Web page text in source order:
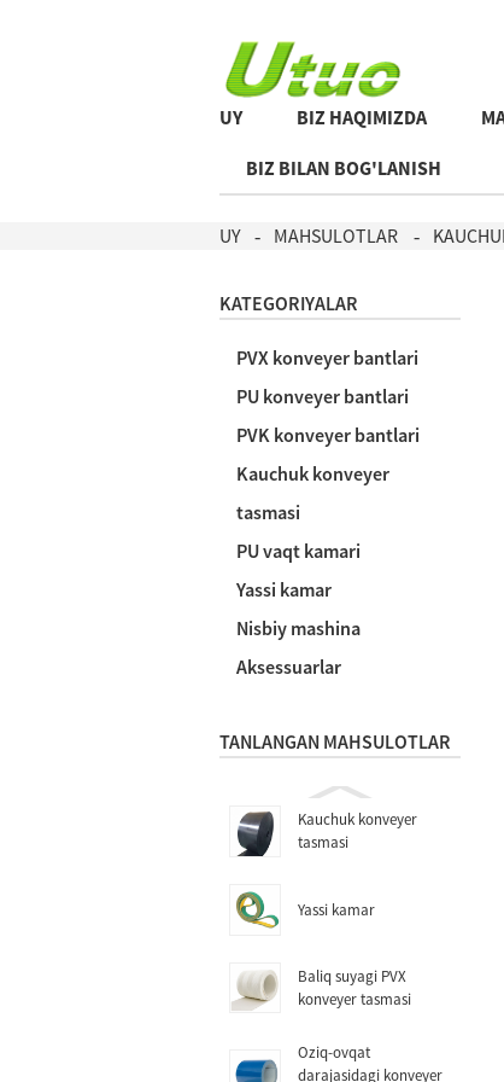
UY BIZ HAQIMIZDA
BIZ BILAN BOG'LANISH
UY MAHSULOTLAR
KATEGORIYALAR
PVX konveyer bantlari
PU konveyer bantlari
PVK konveyer bantlari
Kauchuk konveyer
tasmasi
PU vaqt kamari
Yassi kamar
Nisbiy mashina
Aksessuarlar
TANLANGAN MAHSULOTLAR
Kauchuk konveyer
tasmasi
Yassi kamar
Baliq suyagi PVX
konveyer tasmasi
Oziq-ovqat
darajasidagi konveyer